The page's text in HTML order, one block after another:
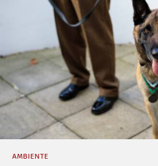
AMBIENTE